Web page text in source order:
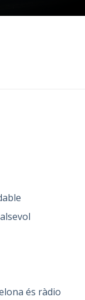
és ràdio